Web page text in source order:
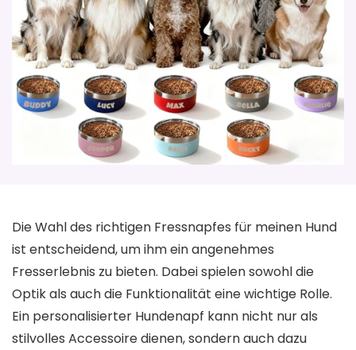
Die Wahl des richtigen Fressnapfes für meinen Hund
ist entscheidend, um ihm ein angenehmes
Fresserlebnis zu bieten. Dabei spielen sowohl die
Optik als auch die Funktionalität eine wichtige Rolle.
Ein personalisierter Hundenapf kann nicht nur als
stilvolles Accessoire dienen, sondern auch dazu